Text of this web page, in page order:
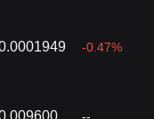
-0.47%